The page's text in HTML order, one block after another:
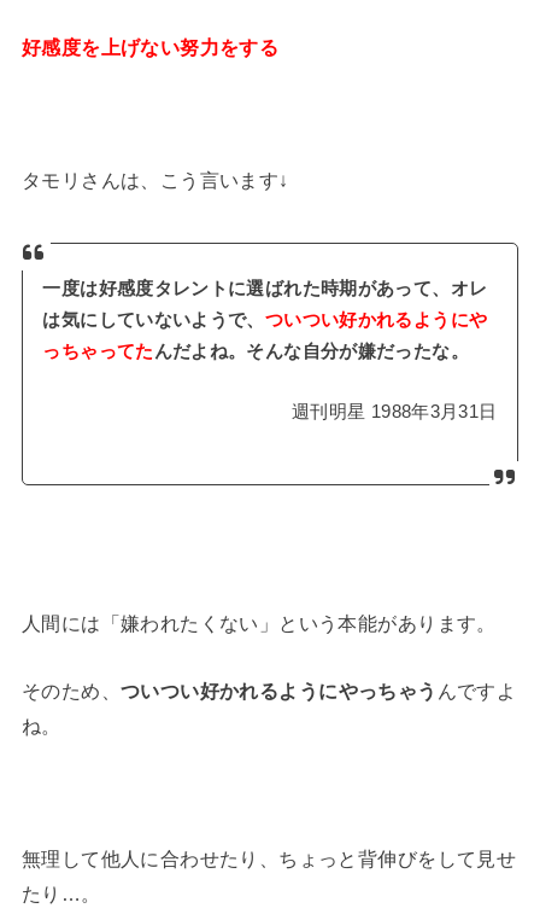
好感度を上げない努力をする
タモリさんは、こう言います↓
一度は好感度タレントに選ばれた時期があって、オレ
は気にしていないようで、 ついつい好かれるようにや
っちゃってた んだよね。そんな自分が嫌だったな。
週刊明星 1988年3月31日
人間には「嫌われたくない」という本能があります。
そのため、 ついつい好かれるようにやっちゃう んですよ
ね。
無理して他人に合わせたり、ちょっと背伸びをして見せ
たり…。